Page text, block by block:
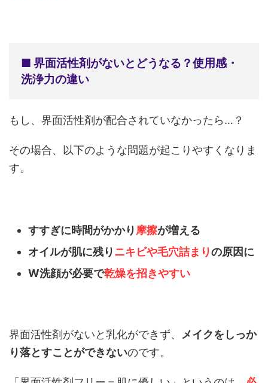
■ 界面活性剤がないとどうなる？使用感・
洗浄力の違い
もし、界面活性剤が配合されていなかったら…？
その場合、以下のような問題が起こりやすくなりま
す。
すすぎに時間がかかり 摩擦が増える
オイルが肌に残りニキビや毛穴詰まりの原因に
W洗顔が必要で乾燥を招きやすい
界面活性剤がないと乳化ができず、
メイクをしっか
り落とすことができないのです。